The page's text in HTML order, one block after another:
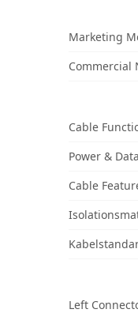
Marketing
Commercial
Cable
Power &
Cable
Left